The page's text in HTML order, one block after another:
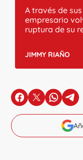
A través de
empresario
ruptura de su
JIMMY RIAÑO
en Facebook
en Xen en